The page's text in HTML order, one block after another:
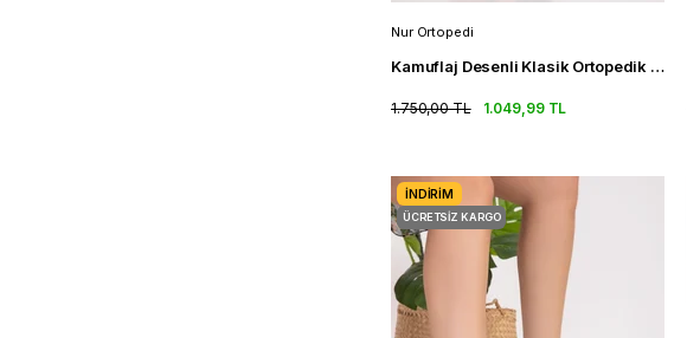
Nur Ortopedi
Kamuflaj Desenli Klasik Ortopedik Sabo Terlik Doktor Hemşire Terlik
1.049,99 TL
1.750,00 TL
İNDIRIM
ÜCRETSIZ KARGO